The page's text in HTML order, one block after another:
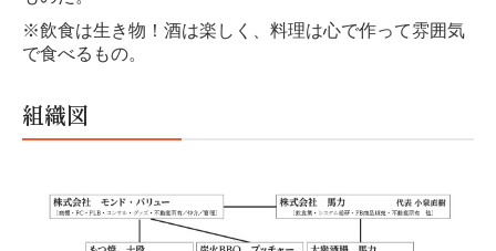
※飲食は生き物！酒は楽しく、料理は心で作って雰囲気
で食べるもの。
組織図